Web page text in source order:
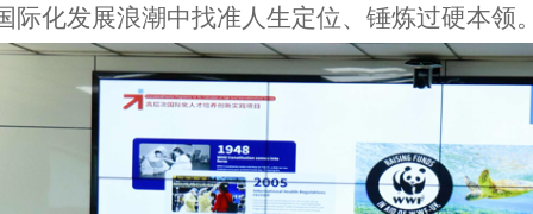
际化发展浪潮中找准人生定位、锤炼过硬本领